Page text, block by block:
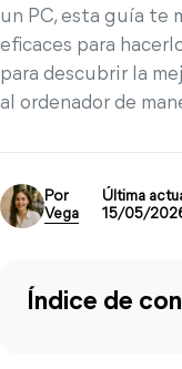
un PC, esta guía te
eficaces para
para descubrir la
al ordenador de
Por
Vega
Última
15/05/
Índice de